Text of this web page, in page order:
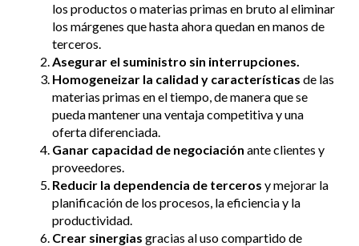
los productos o materias primas en bruto al eliminar
los márgenes que hasta ahora quedan en manos de
terceros.
Asegurar el suministro sin interrupciones.
Homogeneizar la calidad y características de las
materias primas en el tiempo, de manera que se
pueda mantener una ventaja competitiva y una
oferta diferenciada.
Ganar capacidad de negociación ante clientes y
proveedores.
Reducir la dependencia de terceros y mejorar la
planificación de los procesos, la eficiencia y la
productividad.
Crear sinergias gracias al uso compartido de